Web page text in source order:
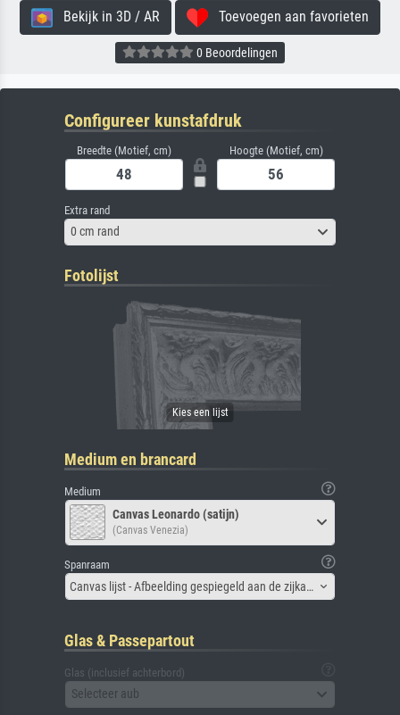
Bekijk in 3D / AR Toevoegen aan favorieten
0 Beoordelingen
Configureer kunstafdruk
Breedte (Motief, cm) Hoogte (Motief, cm)
Extra rand
0 cm rand
Fotolijst
Medium en brancard
Medium
Canvas Leonardo (satijn)
(Canvas Venezia)
Spanraam
Canvas lijst - Afbeelding gespiegeld aan de zijkant
Glas & Passepartout
Glas (inclusief achterbord)
Selecteer aub